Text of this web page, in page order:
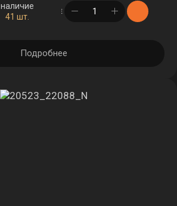
наличие
41 шт.
в корзине
Подробнее